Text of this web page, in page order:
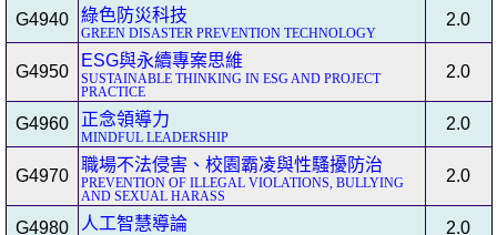
G4940 綠色防災科技
GREEN DISASTER PREVENTION TECHNOLOGY
2.0
G4950
ESG與永續專案思維
SUSTAINABLE THINKING IN ESG AND PROJECT
PRACTICE
2.0
G4960 正念領導力
MINDFUL LEADERSHIP
2.0
G4970
職場不法侵害、校園霸凌與性騷擾防治
PREVENTION OF ILLEGAL VIOLATIONS, BULLYING
AND SEXUAL HARASS
2.0
G4980 人工智慧導論 2.0